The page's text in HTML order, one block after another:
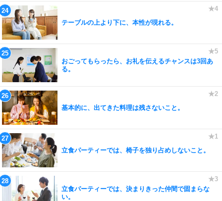
テーブルの上より下に、本性が現れる。
おごってもらったら、お礼を伝えるチャンスは3回あ
る。
基本的に、出てきた料理は残さないこと。
立食パーティーでは、椅子を独り占めしないこと。
立食パーティーでは、決まりきった仲間で固まらな
い。